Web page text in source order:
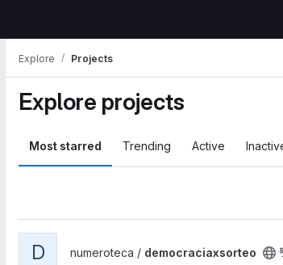
Explore Projects
Explore projects
Most starred Trending Active
D numeroteca / democraciaxsorteo